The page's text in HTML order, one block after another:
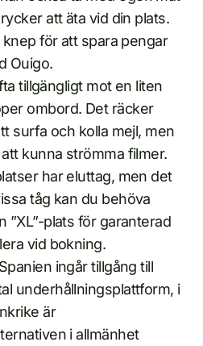
att äta vid din plats.
för att spara pengar
Ouigo.
tillgängligt mot en liten
ombord. Det räcker
surfa och kolla mejl, men
kunna strömma filmer.
har eluttag, men det
tåg kan du behöva
”XL”-plats för garanterad
vid bokning.
ingår tillgång till
underhållningsplattform, i
är
i allmänhet